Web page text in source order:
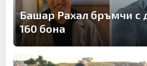
Башар Рахал бръмчи с
160 бона